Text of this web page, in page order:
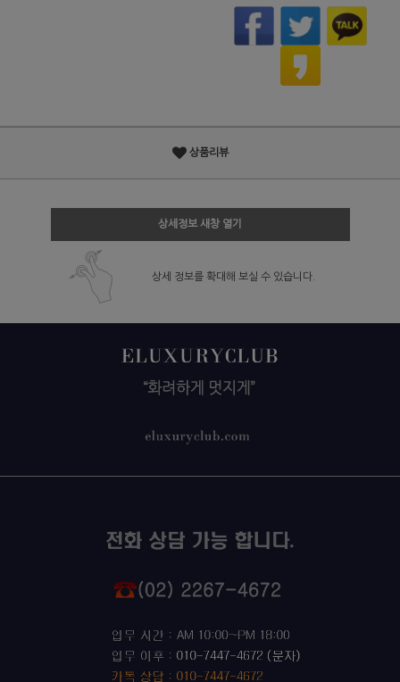
상품리뷰
상세정보 새창 열기
상세 정보를 확대해 보실 수 있습니다.